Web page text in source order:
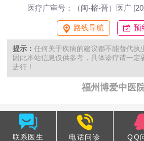
医疗广审号：（闽-榕-晋）医广
路线导航 预
提示： 任何关于疾病的建议都不能替代执
因此本站信息仅供参考，具体诊疗请一定
进行！
福州博爱中医
联系医生 电话问诊 QQ